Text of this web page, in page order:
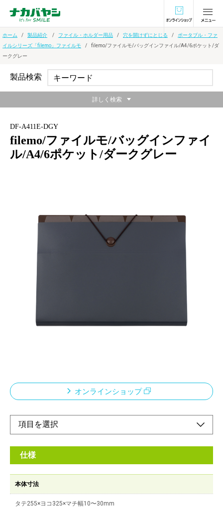
オンラインショ
ホーム 製品紹介 ファイル・ホルダー用品 穴を開けずにとじる
ポータブル・ファ
イルシリーズ「filemo」ファイルモ
filemo/ファイルモ/バッグインファイル/A4/6ポケット/ダ
ークグレー
DF-A411E-DGY
filemo/ファイルモ/バッグインファイ
ル/A4/6ポケット/ダークグレー
かばんや書類に合わせて選べるポータブル・ファ
イルシリーズ
「filemo」ファイルモ
メーカー希望小売価格：
+ 税
バッグに最適なヨコ型
オンラインショップ
仕様
本体寸法
タテ255×ヨコ325×マチ幅10〜30mm
製品検索
詳しく検索